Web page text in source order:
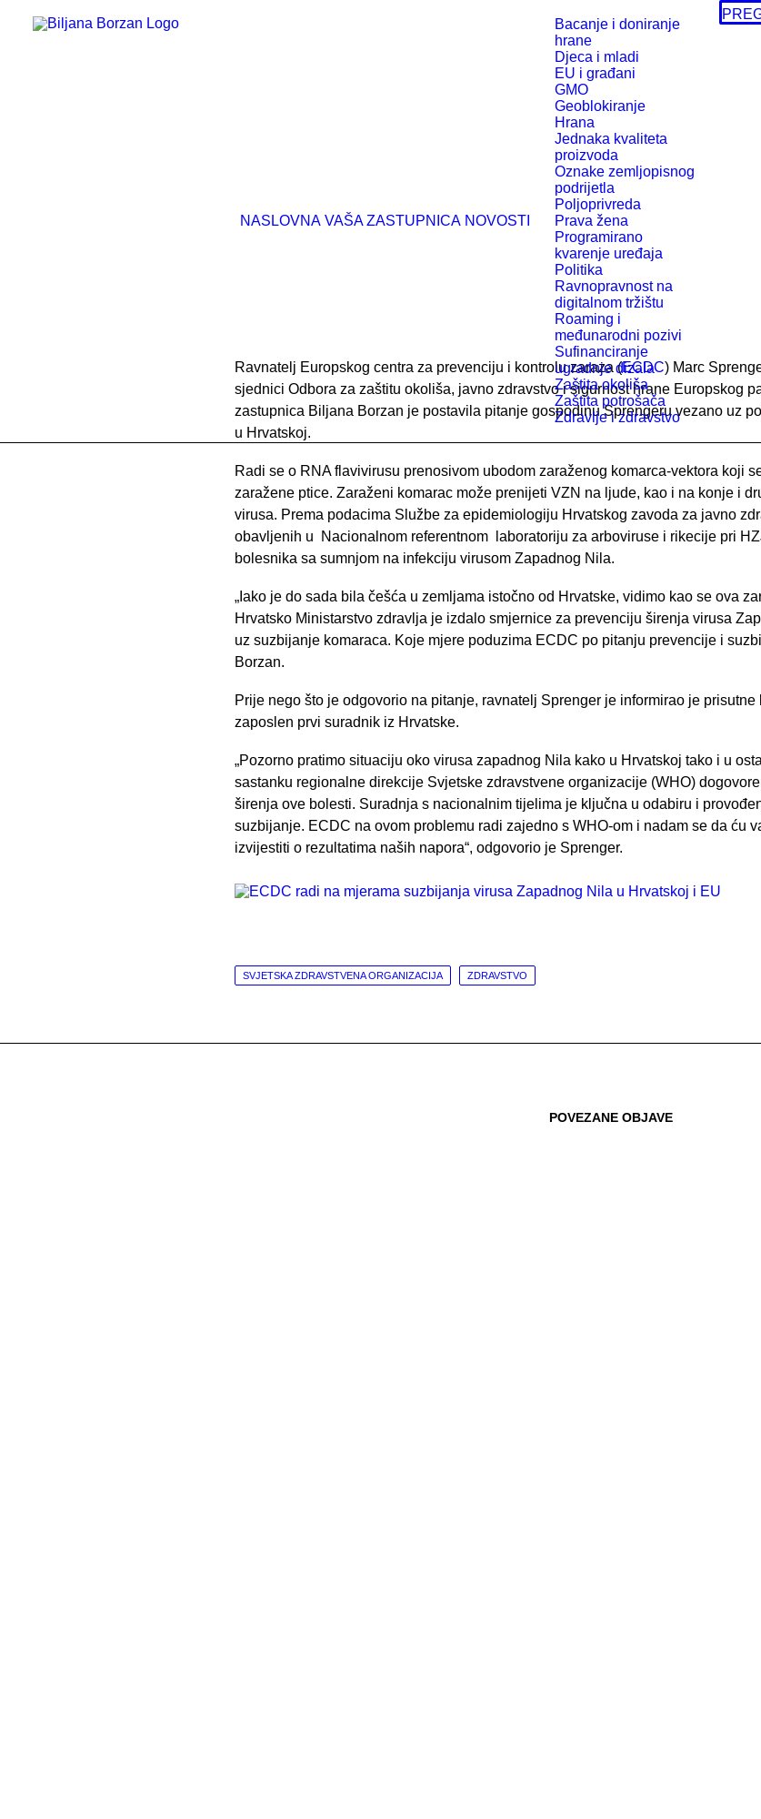
NASLOVNA VAŠA ZASTUPNICA NOVOSTI
Bacanje i doniranje
hrane
Djeca i mladi
EU i građani
GMO
Geoblokiranje
Hrana
Jednaka kvaliteta
proizvoda
Oznake zemljopisnog
podrijetla
Poljoprivreda
Prava žena
Programirano
kvarenje uređaja
Politika
Ravnopravnost na
digitalnom tržištu
Roaming i
međunarodni pozivi
Sufinanciranje
ugradnje dizala
Zaštita okoliša
Zaštita potrošača
Zdravlje i zdravstvo
Ravnatelj Europskog centra za prevenciju i kontrolu zaraza (ECDC) Marc
sjednici Odbora za zaštitu okoliša, javno zdravstvo i sigurnost hrane Europskog
zastupnica Biljana Borzan je postavila pitanje gospodinu Sprengeru vezano uz
u Hrvatskoj.
Radi se o RNA flavivirusu prenosivom ubodom zaraženog komarca-vektora koji
zaražene ptice. Zaraženi komarac može prenijeti VZN na ljude, kao i na konje i
virusa. Prema podacima Službe za epidemiologiju Hrvatskog zavoda za javno
obavljenih u Nacionalnom referentnom laboratoriju za arboviruse i rikecije pri
bolesnika sa sumnjom na infekciju virusom Zapadnog Nila.
„Iako je do sada bila češća u zemljama istočno od Hrvatske, vidimo kao se ova
Hrvatsko Ministarstvo zdravlja je izdalo smjernice za prevenciju širenja virusa
uz suzbijanje komaraca. Koje mjere poduzima ECDC po pitanju prevencije i
Borzan.
Prije nego što je odgovorio na pitanje, ravnatelj Sprenger je informirao je
zaposlen prvi suradnik iz Hrvatske.
„Pozorno pratimo situaciju oko virusa zapadnog Nila kako u Hrvatskoj tako i u
sastanku regionalne direkcije Svjetske zdravstvene organizacije (WHO)
širenja ove bolesti. Suradnja s nacionalnim tijelima je ključna u odabiru i
suzbijanje. ECDC na ovom problemu radi zajedno s WHO-om i nadam se da ću
izvijestiti o rezultatima naših napora“, odgovorio je Sprenger.
SVJETSKA ZDRAVSTVENA ORGANIZACIJA ZDRAVSTVO
POVEZANE OBJAVE